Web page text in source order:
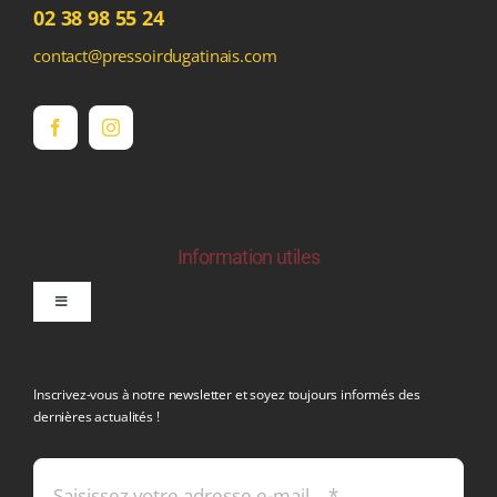
02 38 98 55 24
contact@pressoirdugatinais.com
Information utiles
Toggle
Inscrivez-vous à notre newsletter et soyez toujours informés des
dernières actualités !